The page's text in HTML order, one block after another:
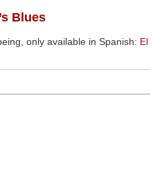
Blues
only available in Spanish: El